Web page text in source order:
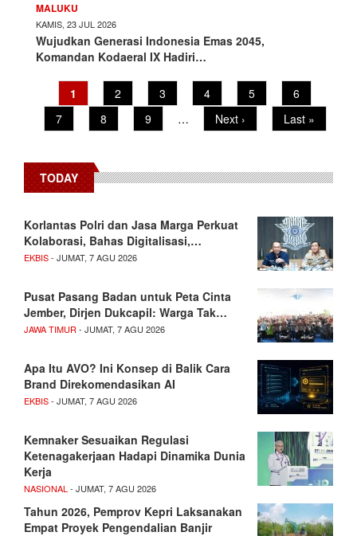
MALUKU
KAMIS, 23 JUL 2026
Wujudkan Generasi Indonesia Emas 2045,
Komandan Kodaeral IX Hadiri…
PaginationCurrent
page
1 Page
2 Page
3 Page
4 Page
5 Page
6
Page
7 Page
8 Page
9 …
Next
page
Next ›
Last
page
Last »
TODAY
Korlantas Polri dan Jasa Marga Perkuat
Kolaborasi, Bahas Digitalisasi,…
EKBIS- JUMAT, 7 AGU 2026
Pusat Pasang Badan untuk Peta Cinta
Jember, Dirjen Dukcapil: Warga Tak…
JAWA TIMUR - JUMAT, 7 AGU 2026
Apa Itu AVO? Ini Konsep di Balik Cara
Brand Direkomendasikan AI
EKBIS- JUMAT, 7 AGU 2026
Kemnaker Sesuaikan Regulasi
Ketenagakerjaan Hadapi Dinamika Dunia
Kerja
NASIONAL - JUMAT, 7 AGU 2026
Tahun 2026, Pemprov Kepri Laksanakan
Empat Proyek Pengendalian Banjir